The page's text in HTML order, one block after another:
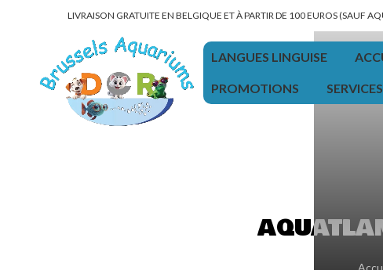
LIVRAISON GRATUITE EN BELGIQUE ET À PARTIR DE 100 EUROS (SAUF
LANGUES LINGUISE
PROMOTIONS SERVICES